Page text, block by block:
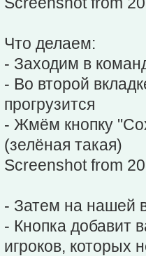
Что делаем:
- Заходим в
- Во второй
прогрузится
- Жмём кнопку
(зелёная такая)
Screenshot from
- Затем на нашей
- Кнопка добавит
игроков, которых